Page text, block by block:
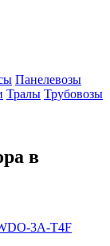
Панелевозы
Тралы Трубовозы
в
3A-T4F